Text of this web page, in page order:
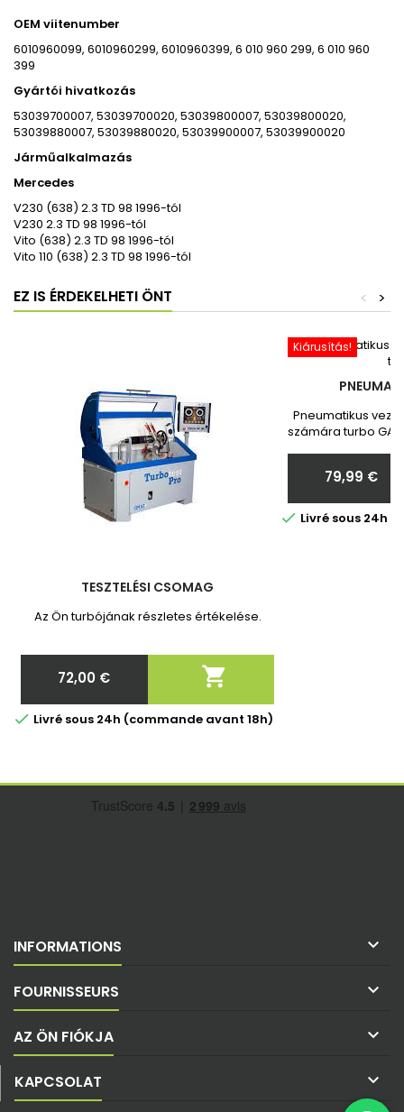
OEM viitenumber
6010960099, 6010960299, 6010960399, 6 010 960 299, 6 010 960
399
Gyártói hivatkozás
53039700007, 53039700020, 53039800007, 53039800020,
53039880007, 53039880020, 53039900007, 53039900020
Járműalkalmazás
Mercedes
V230 (638) 2.3 TD 98 1996-tól
V230 2.3 TD 98 1996-tól
Vito (638) 2.3 TD 98 1996-tól
Vito 110 (638) 2.3 TD 98 1996-tól
EZ IS ÉRDEKELHETI ÖNT >
<
TESZTELÉSI CSOMAG
Az Ön turbójának részletes értékelése.
Ár
72,00 € 
 Livré sous 24h (commande avant 18h)
Kiárusítás!
Pneumatikus
számára turbo
nekünk a
Ár
79,99 €
 Livré sous 24h
INFORMATIONS 
FOURNISSEURS 
AZ ÖN FIÓKJA 
KAPCSOLAT 